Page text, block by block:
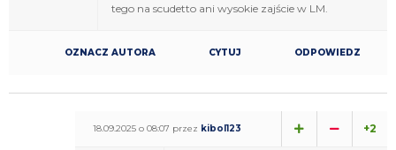
tego na scudetto ani wysokie zajście w LM.
OZNACZ AUTORA CYTUJ ODPOWIEDZ
18.09.2025 o 08:07 przez kibol123 +2